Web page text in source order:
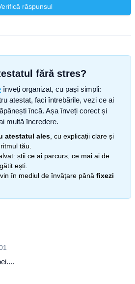
răspunsul
fără stres?
înveți organizat, cu pași simpli:
atestat, faci întrebările, vezi ce ai
încă. Așa înveți corect și
multă încredere.
atestatul ales , cu explicații clare și
tău.
știi ce ai parcurs, ce mai ai de
ești.
în mediul de învățare până fixezi